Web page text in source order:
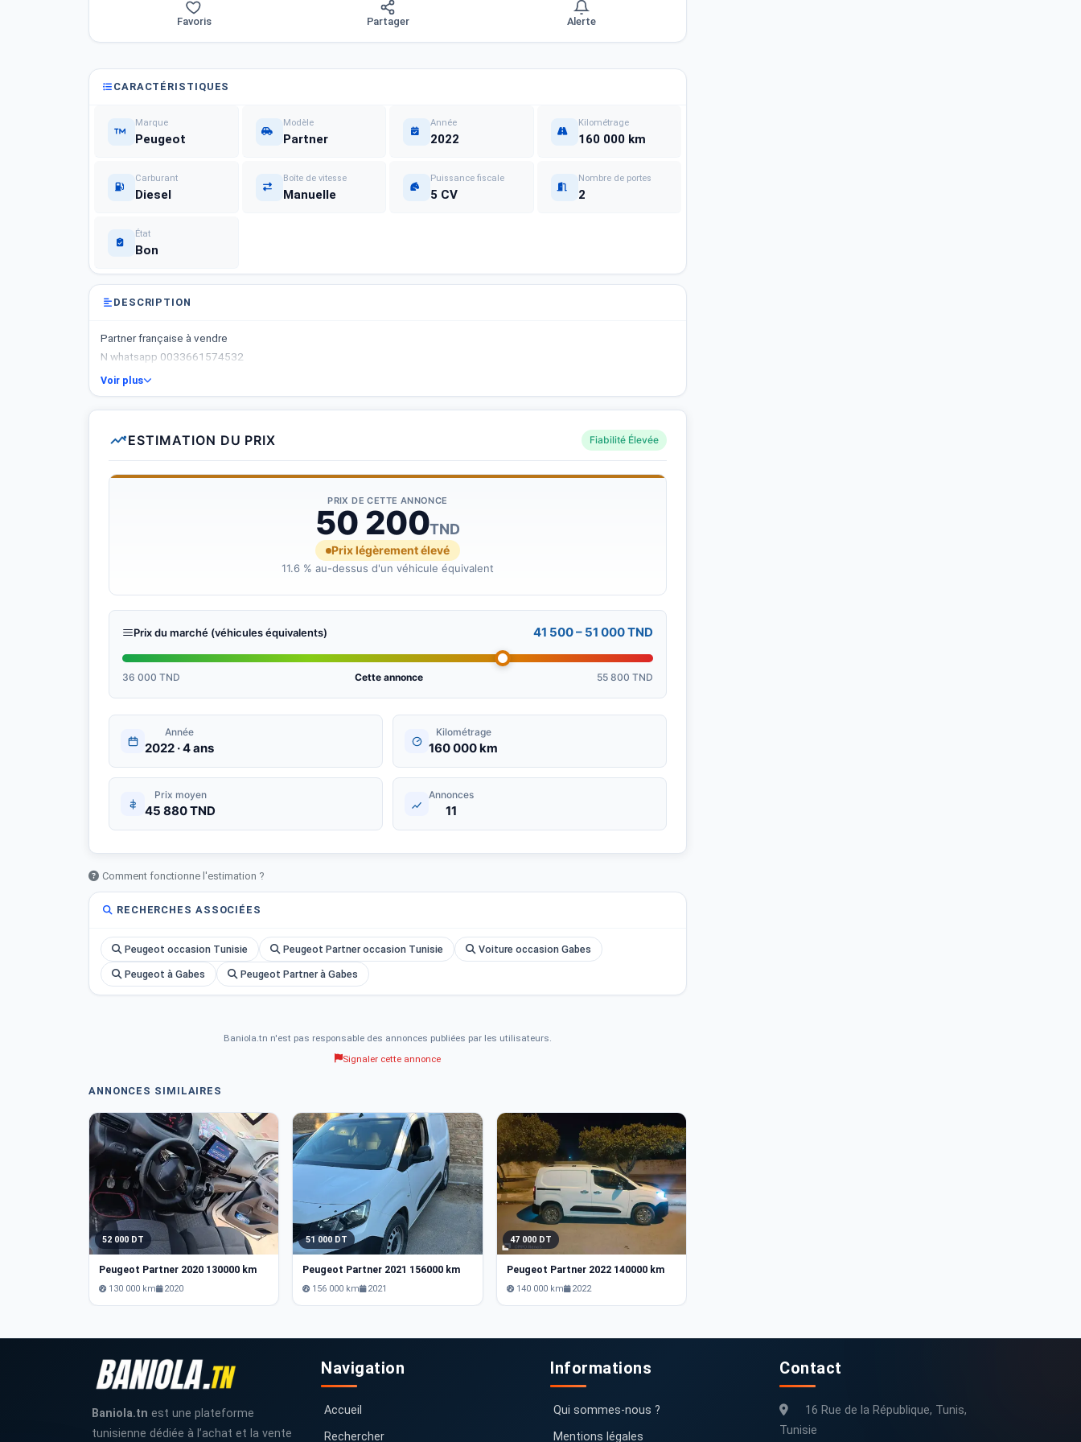
Favoris Partager Alerte
CARACTÉRISTIQUES
Marque
Peugeot
Modèle
Partner
Année
2022
Kilométrage
160 000 km
Carburant
Diesel
Boîte de vitesse
Manuelle
Puissance fiscale
5 CV
Nombre de portes
2
État
Bon
DESCRIPTION
Partner française à vendre
N whatsapp 0033661574532
Voir plus
ESTIMATION DU PRIX Fiabilité Élevée
PRIX DE CETTE ANNONCE
50 200TND
Prix légèrement élevé
11.6 % au-dessus d'un véhicule équivalent
Prix du marché (véhicules équivalents) 41 500 – 51 000 TND
36 000 TND Cette annonce 55 800 TND
Année
2022 · 4 ans
Kilométrage
160 000 km
Prix moyen
45 880 TND
Annonces
11
Comment fonctionne l'estimation ?
RECHERCHES ASSOCIÉES
Peugeot occasion Tunisie Peugeot Partner occasion Tunisie Voiture occasion Gabes
Peugeot à Gabes Peugeot Partner à Gabes
Baniola.tn n'est pas responsable des annonces publiées par les utilisateurs.
Signaler cette annonce
ANNONCES SIMILAIRES
52 000 DT
Peugeot Partner 2020 130000 km
130 000 km 2020
51 000 DT
Peugeot Partner 2021 156000 km
156 000 km 2021
47 000 DT
Peugeot Partner 2022 140000 km
140 000 km 2022
Baniola.tn est une plateforme
tunisienne dédiée à l’achat et la vente
Navigation
Accueil
Rechercher
Informations
Qui sommes-nous ?
Mentions légales
Contact
16 Rue de la République, Tunis,
Tunisie